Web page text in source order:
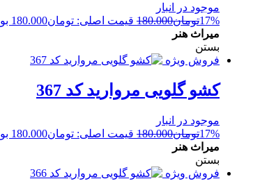
موجود در انبار
17%تومان180.000 قیمت اصلی: تومان180.000 بود.
میراث هنر
بستن
فروش ویژه
کشو گلویی مروارید کد 367
موجود در انبار
17%تومان180.000 قیمت اصلی: تومان180.000 بود.
میراث هنر
بستن
فروش ویژه